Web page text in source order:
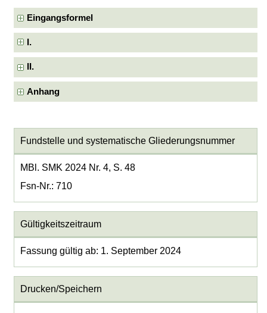
Eingangsformel
I.
II.
Anhang
Fundstelle und systematische Gliederungsnummer
MBl. SMK 2024 Nr. 4, S. 48
Fsn-Nr.: 710
Gültigkeitszeitraum
Fassung gültig ab: 1. September 2024
Drucken/Speichern